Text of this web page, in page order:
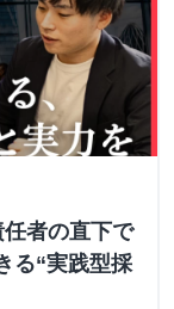
任者の直下で
る“実践型採